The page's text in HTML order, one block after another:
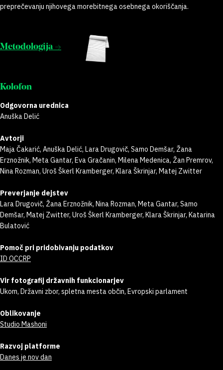
preprečevanju njihovega morebitnega osebnega okoriščanja.
Metodologija →
Kolofon
Odgovorna urednica
Anuška Delić
Avtorji
Maja Čakarić, Anuška Delić, Lara Drugovič, Samo Demšar, Žana
Erznožnik, Meta Gantar, Eva Gračanin, Milena Medenica, Žan Premrov,
Nina Rozman, Uroš Škerl Kramberger, Klara Škrinjar, Matej Zwitter
Preverjanje dejstev
Lara Drugovič, Žana Erznožnik, Nina Rozman, Meta Gantar, Samo
Demšar, Matej Zwitter, Uroš Škerl Kramberger, Klara Škrinjar, Katarina
Bulatović
Pomoč pri pridobivanju podatkov
ID OCCRP
Vir fotografij državnih funkcionarjev
Ukom, Državni zbor, spletna mesta občin, Evropski parlament
Oblikovanje
Studio Mashoni
Razvoj platforme
Danes je nov dan